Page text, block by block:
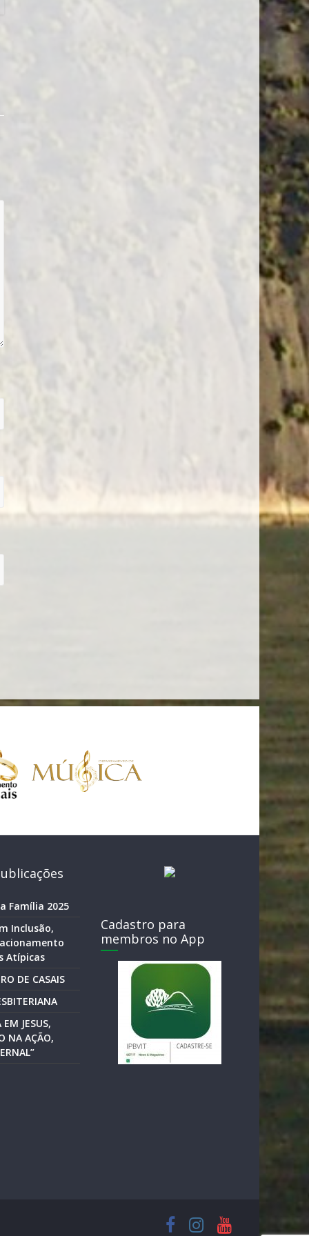
Família 2025
Inclusão,
Atípicas
DE CASAIS
JESUS,
NA AÇÃO,
Cadastro para
membros no App